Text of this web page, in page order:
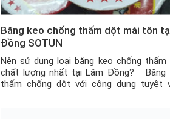
Băng keo chống thấm dột mái tôn
Đồng SOTUN
Nên sử dụng loại băng keo chống
chất lượng nhất tại Lâm Đồng? Băng
thấm chống dột với công dụng tuyệt